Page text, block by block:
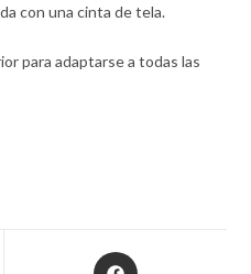
con una cinta de tela.
para adaptarse a todas las
Opens